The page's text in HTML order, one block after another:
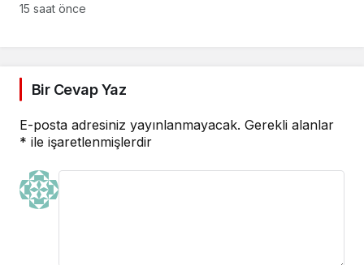
15 saat önce
Bir Cevap Yaz
E-posta adresiniz yayınlanmayacak. Gerekli alanlar
* ile işaretlenmişlerdir